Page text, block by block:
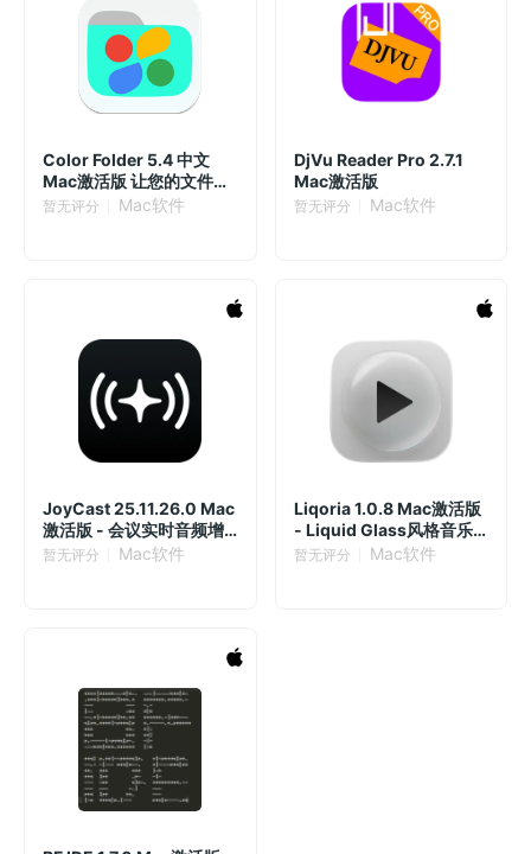
Color Folder 5.4 中文
Mac激活版 让您的文件夹
更加炫酷！
暂无评分 Mac软件
DjVu Reader Pro 2.7.1
Mac激活版
暂无评分 Mac软件
JoyCast 25.11.26.0 Mac
激活版 - 会议实时音频增
强与降噪
暂无评分 Mac软件
Liqoria 1.0.8 Mac激活版
- Liquid Glass风格音乐
播放器
暂无评分 Mac软件